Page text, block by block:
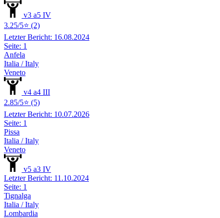
v3 a5 IV
3.25/5⭐ (2)
Letzter Bericht: 16.08.2024
Seite: 1
Anfela
Italia / Italy
Veneto
v4 a4 III
2.85/5⭐ (5)
Letzter Bericht: 10.07.2026
Seite: 1
Pissa
Italia / Italy
Veneto
v5 a3 IV
Letzter Bericht: 11.10.2024
Seite: 1
Tignalga
Italia / Italy
Lombardia